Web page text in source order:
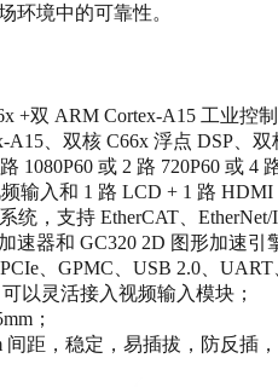
环境中的可靠性。
+双 ARM Cortex‑A15 工业控
、双核 C66x 浮点 DSP、
1080P60 或 2 路 720P60 或 4
输入和 1 路 LCD + 1 路 HDMI
统，支持 EtherCAT、
速器和 GC320 2D 图形加速引
、GPMC、USB 2.0、
以灵活接入视频输入模块；
；
间距，稳定，易插拔，防反插